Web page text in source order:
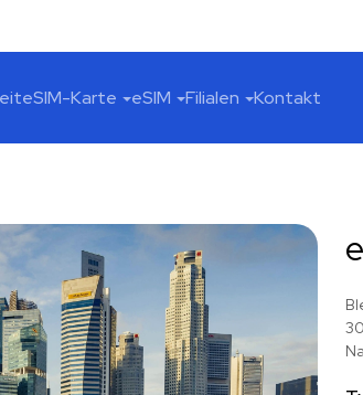
SIM-Karte eSIM Filialen Kontakt